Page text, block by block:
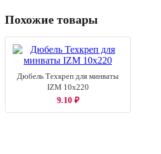
Похожие товары
Дюбель Техкреп для минваты
IZM 10х220
9.10 ₽